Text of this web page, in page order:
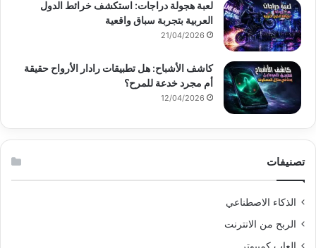
لعبة هجولة دراجات: استكشف خرائط الدول
العربية بتجربة سباق واقعية
21/04/2026
كاشف الأشباح: هل تطبيقات رادار الأرواح حقيقة
أم مجرد خدعة للمرح؟
12/04/2026
تصنيفات
الذكاء الاصطناعي
الربح من الانترنت